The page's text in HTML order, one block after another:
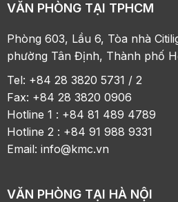
VĂN PHÒNG TẠI TPHCM
Phòng 603, Lầu 6, Tòa nhà
phường Tân Định, Thành phố
Tel: +84 28 3820 5731 / 2
Fax: +84 28 3820 0906
Hotline 1 : +84 81 489 4789
Hotline 2 : +84 91 988 9331
Email:info@kmc.vn
VĂN PHÒNG TẠI HÀ NỘI